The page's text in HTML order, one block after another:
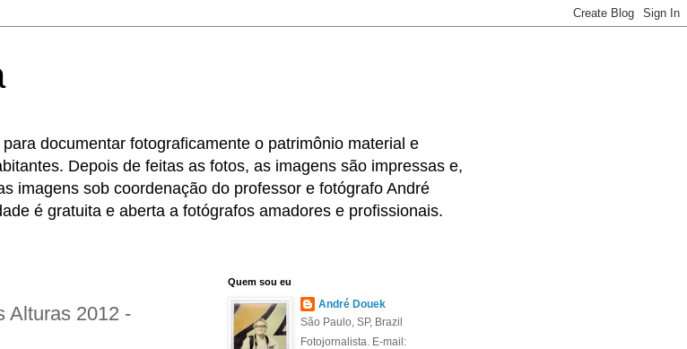
documentar fotograficamente o patrimônio material e
Depois de feitas as fotos, as imagens são impressas e,
imagens sob coordenação do professor e fotógrafo André
é gratuita e aberta a fotógrafos amadores e profissionais.
Alturas 2012 -
Quem sou eu
André Douek
São Paulo, SP, Brazil
Fotojornalista. E-mail: